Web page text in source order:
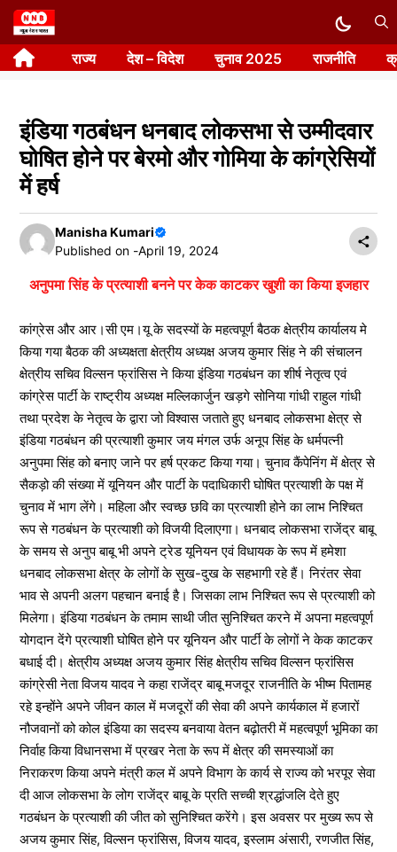
Skip
to
content राज्य देश – विदेश चुनाव 2025 राजनीति
इंडिया गठबंधन धनबाद लोकसभा से उम्मीदवार
घोषित होने पर बेरमो और गोमिया के कांग्रेसियों
में हर्ष
Manisha Kumari
Published on -April 19, 2024
अनुपमा सिंह के प्रत्याशी बनने पर केक काटकर खुशी का किया इजहार
कांग्रेस और आर।सी एम।यू के सदस्यों के महत्वपूर्ण बैठक क्षेत्रीय कार्यालय मे
किया गया बैठक की अध्यक्षता क्षेत्रीय अध्यक्ष अजय कुमार सिंह ने की संचालन
क्षेत्रीय सचिव विल्सन फ्रांसिस ने किया इंडिया गठबंधन का शीर्ष नेतृत्व एवं
कांग्रेस पार्टी के राष्ट्रीय अध्यक्ष मल्लिकार्जुन खड़गे सोनिया गांधी राहुल गांधी
तथा प्रदेश के नेतृत्व के द्वारा जो विश्वास जताते हुए धनबाद लोकसभा क्षेत्र से
इंडिया गठबंधन की प्रत्याशी कुमार जय मंगल उर्फ अनूप सिंह के धर्मपत्नी
अनुपमा सिंह को बनाए जाने पर हर्ष प्रकट किया गया। चुनाव कैंपेनिंग में क्षेत्र से
सैकड़ो की संख्या में यूनियन और पार्टी के पदाधिकारी घोषित प्रत्याशी के पक्ष में
चुनाव में भाग लेंगे। महिला और स्वच्छ छवि का प्रत्याशी होने का लाभ निश्चित
रूप से गठबंधन के प्रत्याशी को विजयी दिलाएगा। धनबाद लोकसभा राजेंद्र बाबू
के समय से अनुप बाबू भी अपने ट्रेड यूनियन एवं विधायक के रूप में हमेशा
धनबाद लोकसभा क्षेत्र के लोगों के सुख-दुख के सहभागी रहे हैं। निरंतर सेवा
भाव से अपनी अलग पहचान बनाई है। जिसका लाभ निश्चित रूप से प्रत्याशी को
मिलेगा। इंडिया गठबंधन के तमाम साथी जीत सुनिश्चित करने में अपना महत्वपूर्ण
योगदान देंगे प्रत्याशी घोषित होने पर यूनियन और पार्टी के लोगों ने केक काटकर
बधाई दी। क्षेत्रीय अध्यक्ष अजय कुमार सिंह क्षेत्रीय सचिव विल्सन फ्रांसिस
कांग्रेसी नेता विजय यादव ने कहा राजेंद्र बाबू मजदूर राजनीति के भीष्म पितामह
रहे इन्होंने अपने जीवन काल में मजदूरों की सेवा की अपने कार्यकाल में हजारों
नौजवानों को कोल इंडिया का सदस्य बनवाया वेतन बढ़ोतरी में महत्वपूर्ण भूमिका का
निर्वाह किया विधानसभा में प्रखर नेता के रूप में क्षेत्र की समस्याओं का
निराकरण किया अपने मंत्री कल में अपने विभाग के कार्य से राज्य को भरपूर सेवा
दी आज लोकसभा के लोग राजेंद्र बाबू के प्रति सच्ची श्रद्धांजलि देते हुए
गठबंधन के प्रत्याशी की जीत को सुनिश्चित करेंगे। इस अवसर पर मुख्य रूप से
अजय कुमार सिंह, विल्सन फ्रांसिस, विजय यादव, इस्लाम अंसारी, रणजीत सिंह,